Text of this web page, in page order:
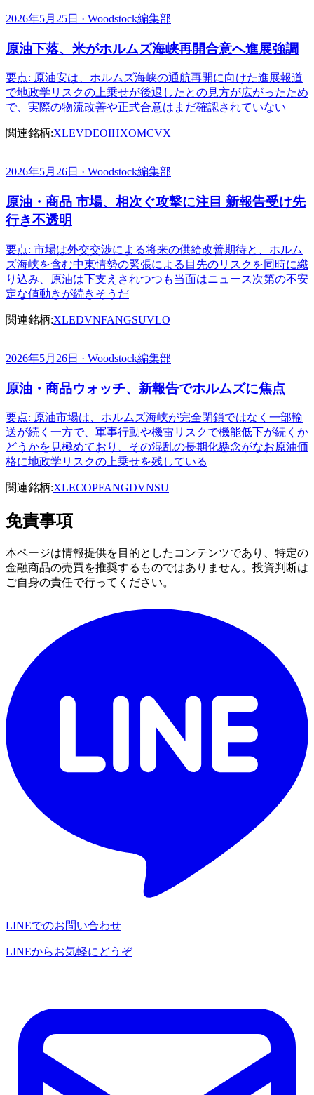
2026年5月25日 · Woodstock編集部
原油下落、米がホルムズ海峡再開合意へ進展強調
要点: 原油安は、ホルムズ海峡の通航再開に向けた進展報道
で地政学リスクの上乗せが後退したとの見方が広がったため
で、実際の物流改善や正式合意はまだ確認されていない
関連銘柄:XLEVDEOIHXOMCVX
2026年5月26日 · Woodstock編集部
原油・商品 市場、相次ぐ攻撃に注目 新報告受け先
行き不透明
要点: 市場は外交交渉による将来の供給改善期待と、ホルム
ズ海峡を含む中東情勢の緊張による目先のリスクを同時に織
り込み、原油は下支えされつつも当面はニュース次第の不安
定な値動きが続きそうだ
関連銘柄:XLEDVNFANGSUVLO
2026年5月26日 · Woodstock編集部
原油・商品ウォッチ、新報告でホルムズに焦点
要点: 原油市場は、ホルムズ海峡が完全閉鎖ではなく一部輸
送が続く一方で、軍事行動や機雷リスクで機能低下が続くか
どうかを見極めており、その混乱の長期化懸念がなお原油価
格に地政学リスクの上乗せを残している
関連銘柄:XLECOPFANGDVNSU
免責事項
本ページは情報提供を目的としたコンテンツであり、特定の
金融商品の売買を推奨するものではありません。投資判断は
ご自身の責任で行ってください。
LINEでのお問い合わせ
LINEからお気軽にどうぞ